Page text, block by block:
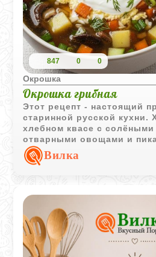
847 0 0
Окрошка
Окрошка грибная
Этот рецепт - настоящий
старинной русской кухни.
хлебном квасе с солёными
отварными овощами и
заправкой - это не просто
гастрономическое
хозяйка готовит его по-
остаётся неизменной:
немного терпения и
перед подачей.
Вилка